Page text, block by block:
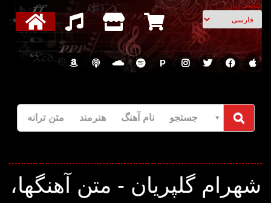
انتخاب زبان
P
جستجو نام آهنگ هنرمند متن ترانه
شهرام گلپریان - متن آهنگها،